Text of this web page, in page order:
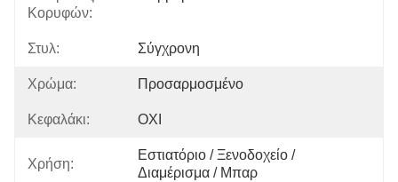
Κορυφών:
Στυλ: Σύγχρονη
Χρώμα: Προσαρμοσμένο
Κεφαλάκι: ΟΧΙ
Χρήση:
Εστιατόριο / Ξενοδοχείο /
Διαμέρισμα / Μπαρ